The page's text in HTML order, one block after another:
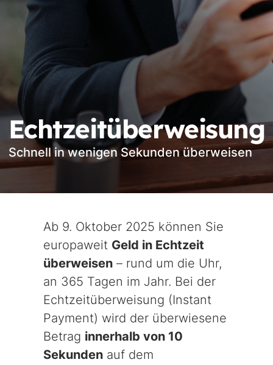
Echtzeitüberweisung
Schnell in wenigen Sekunden überweisen
Ab 9. Oktober 2025 können Sie
europaweit Geld in Echtzeit
überweisen– rund um die Uhr,
an 365 Tagen im Jahr. Bei der
Echtzeitüberweisung (Instant
Payment) wird der überwiesene
Betrag innerhalb von 10
Sekundenauf dem